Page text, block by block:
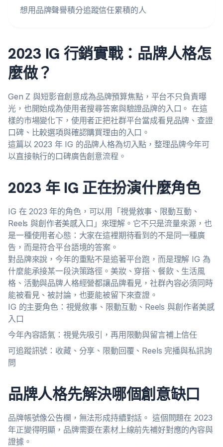
想用品牌聲譽積分追蹤信任累積的人
2023 IG 行銷實戰：品牌人格怎
麼做？
Gen Z 與短影音創意成為品牌預算焦點，平台不只負責曝
光，也開始成為使用者搜尋答案與驗證品牌的入口。 在這
樣的市場變化下，使用者正把社群平台當成看見品牌、查證
口碑、比較選項與確認購買理由的入口。
這篇以 2023 年 IG 的品牌人格為切入點，整理品牌今年可
以直接執行的口碑廣告創意流程。
2023 年 IG 正在扮演什麼角色
IG 在 2023 年的角色，可以用「視覺敘事、限動互動、
Reels 與創作者美感入口」來理解。它不只是流量來源，也
是一種使用者心態：大家在這裡期待看到的不是同一種廣
告，而是符合平台語境的答案。
對品牌來說，今年的重點不是追著平台跑，而是理解 IG 為
什麼能承接某一段決策路徑。美妝、穿搭、餐飲、生活風
格、活動與品牌人格經營都讓品牌看見，社群內容必須同時
能被看見、被討論，也要能被留下來查證。
IG 的主要角色：視覺敘事、限動互動、Reels 與創作者美感
入口
今年內容語氣：視覺先吸引，再用限動與留言補上信任
可追蹤訊號：收藏、分享、限動回覆、Reels 完播與私訊詢
問
品牌人格先解決哪個創意缺口
品牌帳號像公告欄，無法形成持續對話。 這個問題在 2023
年正變得明顯，品牌需要在素材上線前先補好對應的內容與
證據。